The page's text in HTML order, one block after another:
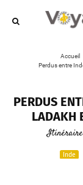
Accueil
Perdus entre
PERDUS
LADAKH
Itinéraire
Inde